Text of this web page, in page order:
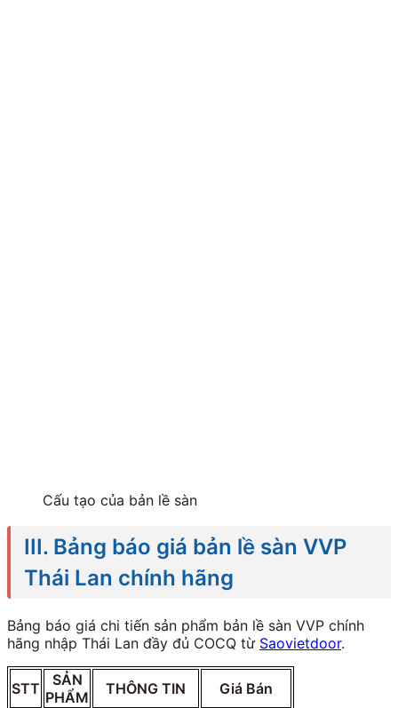
Cấu tạo của bản lề sàn
III. Bảng báo giá bản lề sàn VVP
Thái Lan chính hãng
Bảng báo giá chi tiến sản phẩm bản lề sàn VVP chính
hãng nhập Thái Lan đầy đủ COCQ từ Saovietdoor.
STT
SẢN
PHẨM
THÔNG TIN Giá Bán